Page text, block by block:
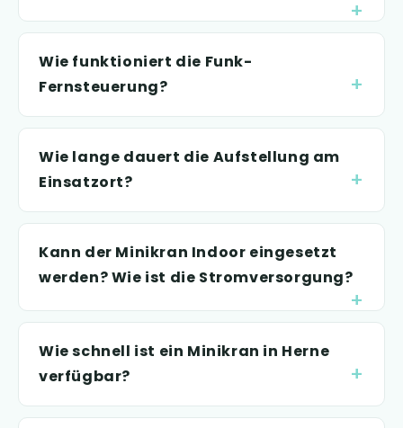
Wie funktioniert die Funk-
Fernsteuerung?
Wie lange dauert die Aufstellung am
Einsatzort?
Kann der Minikran Indoor eingesetzt
werden? Wie ist die Stromversorgung?
Wie schnell ist ein Minikran in Herne
verfügbar?